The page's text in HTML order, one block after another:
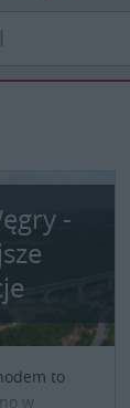
-
to
w